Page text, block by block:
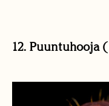
12. Puuntuhooja (